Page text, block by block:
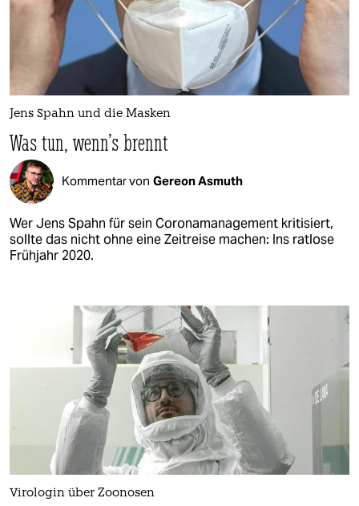
Jens Spahn und die Masken
Was tun, wenn's brennt
Kommentar von Gereon Asmuth
Wer Jens Spahn für sein Coronamanagement kritisiert,
sollte das nicht ohne eine Zeitreise machen: Ins ratlose
Frühjahr 2020.
Virologin über Zoonosen